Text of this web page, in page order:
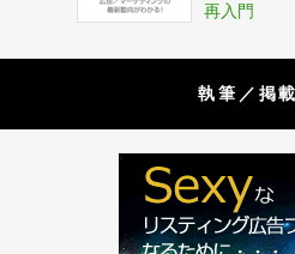
再入門
執筆／掲